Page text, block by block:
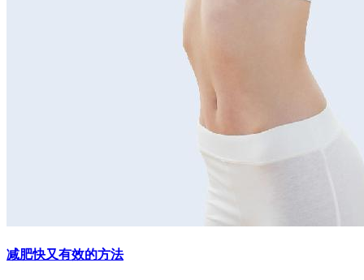
减肥快又有效的方法